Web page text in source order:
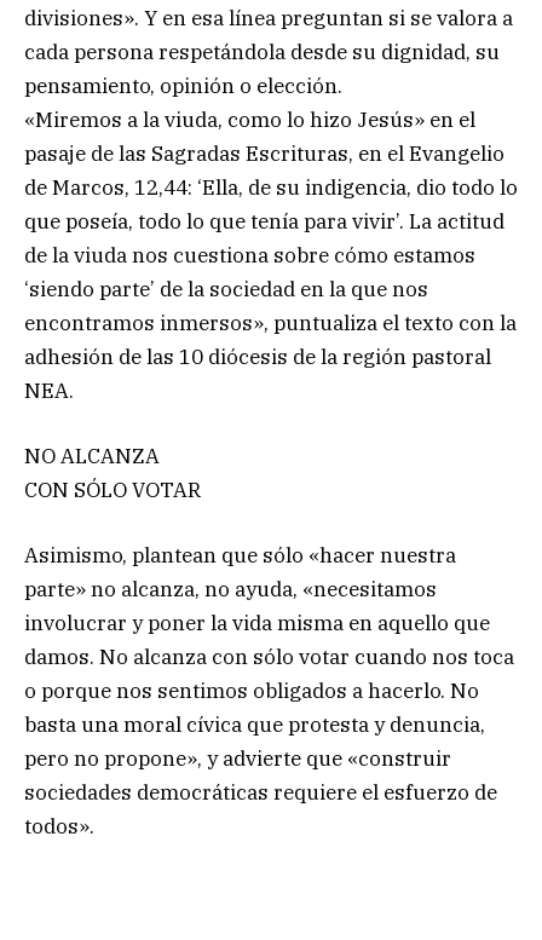
divisiones». Y en esa línea preguntan si se valora a
cada persona respetándola desde su dignidad, su
pensamiento, opinión o elección.
«Miremos a la viuda, como lo hizo Jesús» en el
pasaje de las Sagradas Escrituras, en el Evangelio
de Marcos, 12,44: ‘Ella, de su indigencia, dio todo lo
que poseía, todo lo que tenía para vivir’. La actitud
de la viuda nos cuestiona sobre cómo estamos
‘siendo parte’ de la sociedad en la que nos
encontramos inmersos», puntualiza el texto con la
adhesión de las 10 diócesis de la región pastoral
NEA.
NO ALCANZA
CON SÓLO VOTAR
Asimismo, plantean que sólo «hacer nuestra
parte» no alcanza, no ayuda, «necesitamos
involucrar y poner la vida misma en aquello que
damos. No alcanza con sólo votar cuando nos toca
o porque nos sentimos obligados a hacerlo. No
basta una moral cívica que protesta y denuncia,
pero no propone», y advierte que «construir
sociedades democráticas requiere el esfuerzo de
todos».